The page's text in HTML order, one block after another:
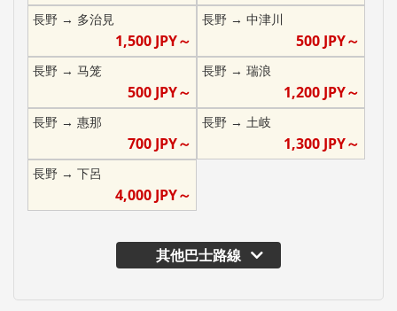
長野 → 多治見
1,500JPY～
長野→ 中津川
500 JPY～
長野 → 马笼
500JPY～
長野→ 瑞浪
1,200 JPY～
長野 → 惠那
700JPY～
長野→ 土岐
1,300 JPY～
長野 → 下呂
4,000JPY～
其他巴士路線